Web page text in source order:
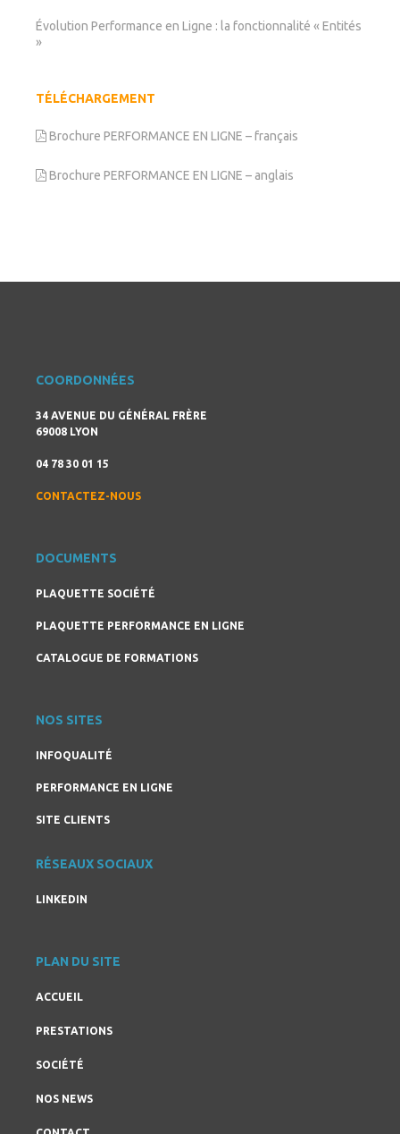
Évolution Performance en Ligne : la fonctionnalité « Entités
»
TÉLÉCHARGEMENT
Brochure PERFORMANCE EN LIGNE – français
Brochure PERFORMANCE EN LIGNE – anglais
COORDONNÉES
34 AVENUE DU GÉNÉRAL FRÈRE
69008 LYON
04 78 30 01 15
CONTACTEZ-NOUS
DOCUMENTS
PLAQUETTE SOCIÉTÉ
PLAQUETTE PERFORMANCE EN LIGNE
CATALOGUE DE FORMATIONS
NOS SITES
INFOQUALITÉ
PERFORMANCE EN LIGNE
SITE CLIENTS
RÉSEAUX SOCIAUX
LINKEDIN
PLAN DU SITE
ACCUEIL
PRESTATIONS
SOCIÉTÉ
NOS NEWS